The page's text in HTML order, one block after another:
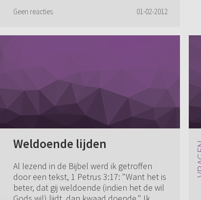
Geen reacties 01-02-2012
Weldoende lijden
Al lezend in de Bijbel werd ik getroffen
door een tekst, 1 Petrus 3:17: "Want het is
beter, dat gij weldoende (indien het de wil